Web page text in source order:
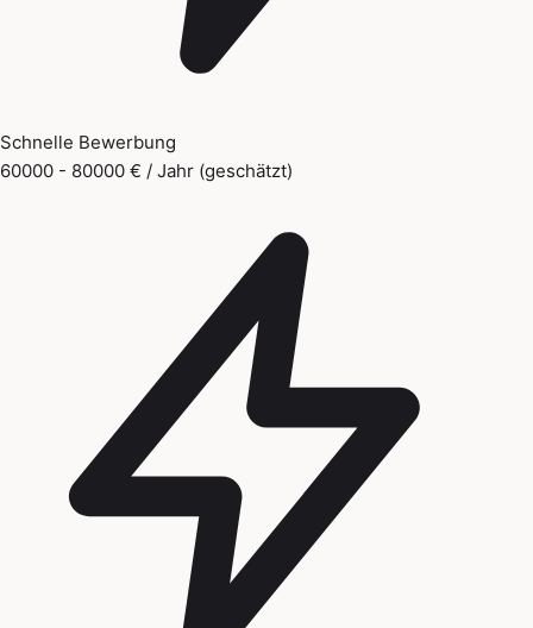
Schnelle Bewerbung
60000 - 80000 € / Jahr (geschätzt)